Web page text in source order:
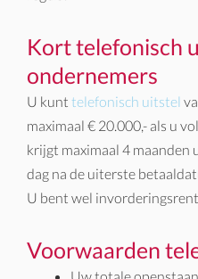
Kort telefonisch
ondernemers
U kunt telefonisch uitstel
maximaal € 20.000,- als u
krijgt maximaal 4 maanden
dag na de uiterste
U bent wel
Voorwaarden